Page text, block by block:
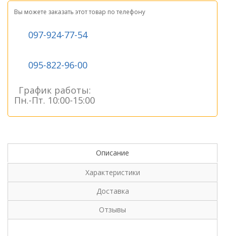
Вы можете заказать этот товар по телефону
097-924-77-54
095-822-96-00
График работы:
Пн.-Пт. 10:00-15:00
Описание
Характеристики
Доставка
Отзывы